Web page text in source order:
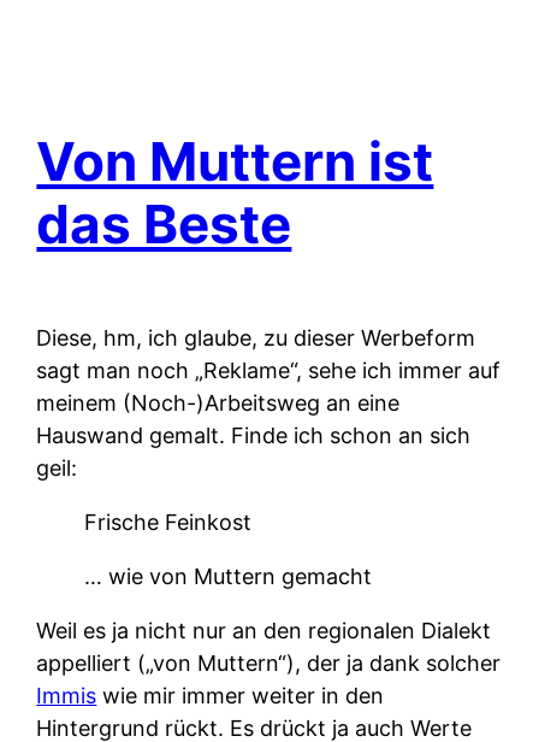
Von Muttern ist
das Beste
Diese, hm, ich glaube, zu dieser Werbeform
sagt man noch „Reklame“, sehe ich immer auf
meinem (Noch-)Arbeitsweg an eine
Hauswand gemalt. Finde ich schon an sich
geil:
Frische Feinkost
… wie von Muttern gemacht
Weil es ja nicht nur an den regionalen Dialekt
appelliert („von Muttern“), der ja dank solcher
Immis wie mir immer weiter in den
Hintergrund rückt. Es drückt ja auch Werte